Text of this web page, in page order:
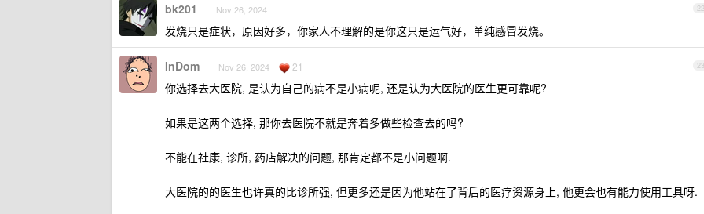
22
bk201 Nov 26, 2024
发烧只是症状，原因好多，你家人不理解的是你这只是运气好，单纯感冒发烧。
23
InDom Nov 26, 2024 21
你选择去大医院, 是认为自己的病不是小病呢, 还是认为大医院的医生更可靠呢?
如果是这两个选择, 那你去医院不就是奔着多做些检查去的吗?
不能在社康, 诊所, 药店解决的问题, 那肯定都不是小问题啊.
大医院的的医生也许真的比诊所强, 但更多还是因为他站在了背后的医疗资源身上, 他更会也有能力使用工具呀.